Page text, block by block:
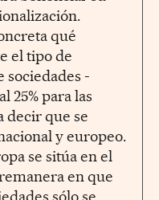
qué
el tipo de
sociedades -
25% para las
decir que se
y europeo.
se sitúa en el
en que
sólo se